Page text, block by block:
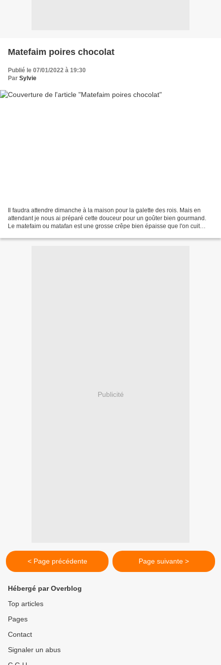
Matefaim poires chocolat
Publié le 07/01/2022 à 19:30
Par Sylvie
Il faudra attendre dimanche à la maison pour la galette des rois. Mais en
attendant je nous ai préparé cette douceur pour un goûter bien gourmand.
Le matefaim ou matafan est une grosse crêpe bien épaisse que l'on cuit
Publicité
< Page précédente Page suivante >
Hébergé par Overblog
Top articles
Pages
Contact
Signaler un abus